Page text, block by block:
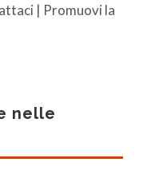
| Promuovi la
nelle